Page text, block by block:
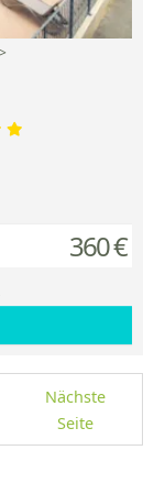
360 €
Nächste
Seite